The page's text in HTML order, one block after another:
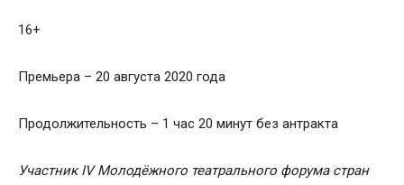
16+
Премьера – 20 августа 2020 года
Продолжительность – 1 час 20 минут без антракта
Участник IV Молодёжного театрального форума стран